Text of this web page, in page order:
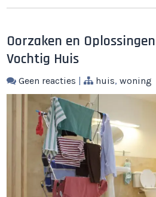
Oorzaken en
Vochtig Huis
Geen reacties | huis,woning